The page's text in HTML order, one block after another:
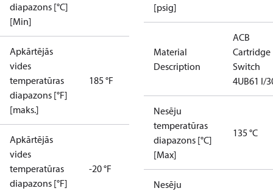
diapazons [°C]
[Min]
Apkārtējās
vides
temperatūras
diapazons [°F]
[maks.]
185 °F
Apkārtējās
vides
temperatūras
diapazons [°F]
-20 °F
[psig]
Material
Description
ACB
Cartridge
Switch
4UB61 I/
Nesēju
temperatūras
diapazons [°C]
[Max]
135 °C
Nesēju